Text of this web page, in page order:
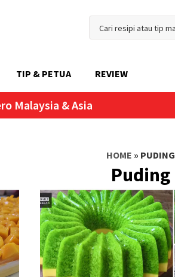
TIP & PETUA REVIEW
Malaysia & Asia
HOME » PUDING
Puding